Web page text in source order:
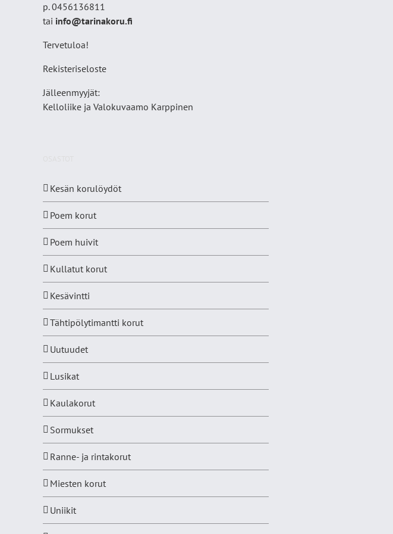
p. 0456136811
tai info@tarinakoru.fi
Tervetuloa!
Rekisteriseloste
Jälleenmyyjät:
Kelloliike ja Valokuvaamo Karppinen
Kesän korulöydöt
Poem korut
Poem huivit
Kullatut korut
Kesävintti
Tähtipölytimantti korut
Uutuudet
Lusikat
Kaulakorut
Sormukset
Ranne- ja rintakorut
Miesten korut
Uniikit